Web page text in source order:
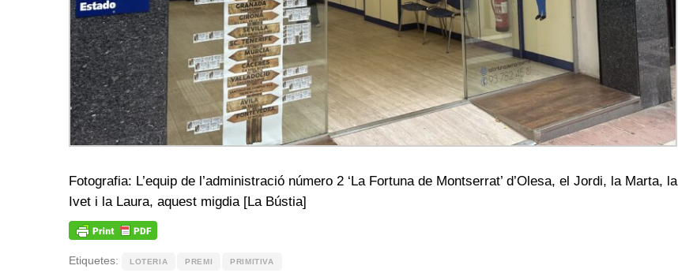
Fotografia: L’equip de l’administració número 2 ‘La Fortuna de Montserrat’ d’Olesa, el Jordi, la Marta, la
Ivet i la Laura, aquest migdia [La Bústia]
Etiquetes: LOTERIA PREMI PRIMITIVA